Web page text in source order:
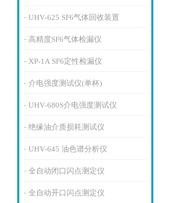
UHV-625 SF6气体回收装置
高精度SF6气体检漏仪
XP-1A SF6定性检漏仪
介电强度测试仪(单杯)
UHV-680S介电强度测试仪
绝缘油介质损耗测试仪
UHV-645 油色谱分析仪
全自动闭口闪点测定仪
全自动开口闪点测定仪